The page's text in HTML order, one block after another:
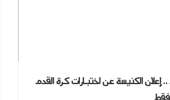
إعلان الكنيسة عن اختبارات كرة القدم